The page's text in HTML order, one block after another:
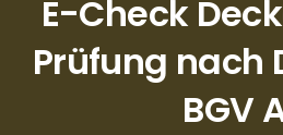
E-Check
Prüfung nach
BGV